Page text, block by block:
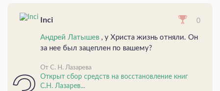
Inci 0
Андрей Латышев , у Христа жизнь отняли. Он
за нее был зацеплен по вашему?
От С. Н. Лазарева
Открыт сбор средств на восстановление книг
С.Н. Лазарев...